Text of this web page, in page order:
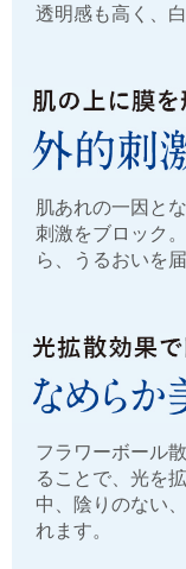
透明感も高く、
肌あれの一因と
刺激をブロック
ら、うるおいを
フラワーボール
ることで、光を
中、陰りのない
れます。